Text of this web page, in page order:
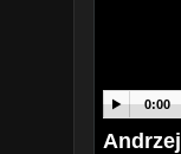
0:00